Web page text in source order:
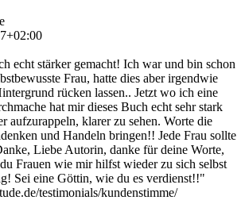
echt stärker gemacht! Ich war und bin schon
Frau, hatte dies aber irgendwie
rücken lassen.. Jetzt wo ich eine
hat mir dieses Buch echt sehr stark
aufzurappeln, klarer zu sehen. Worte die
und Handeln bringen!! Jede Frau sollte
Liebe Autorin, danke für deine Worte,
Frauen wie mir hilfst wieder zu sich selbst
Sei eine Göttin, wie du es verdienst!!"
testimonials/kundenstimme/